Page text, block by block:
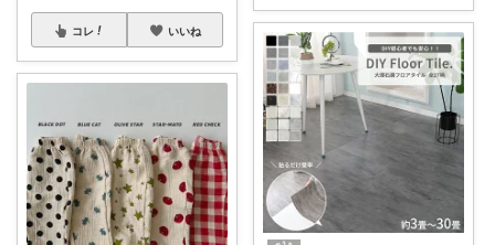
コレ いいね